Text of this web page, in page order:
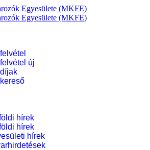
új
hírek
hírek
hírek